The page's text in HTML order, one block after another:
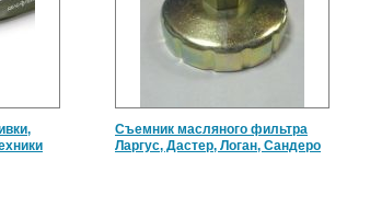
Съемник масляного фильтра
Ларгус, Дастер, Логан, Сандеро